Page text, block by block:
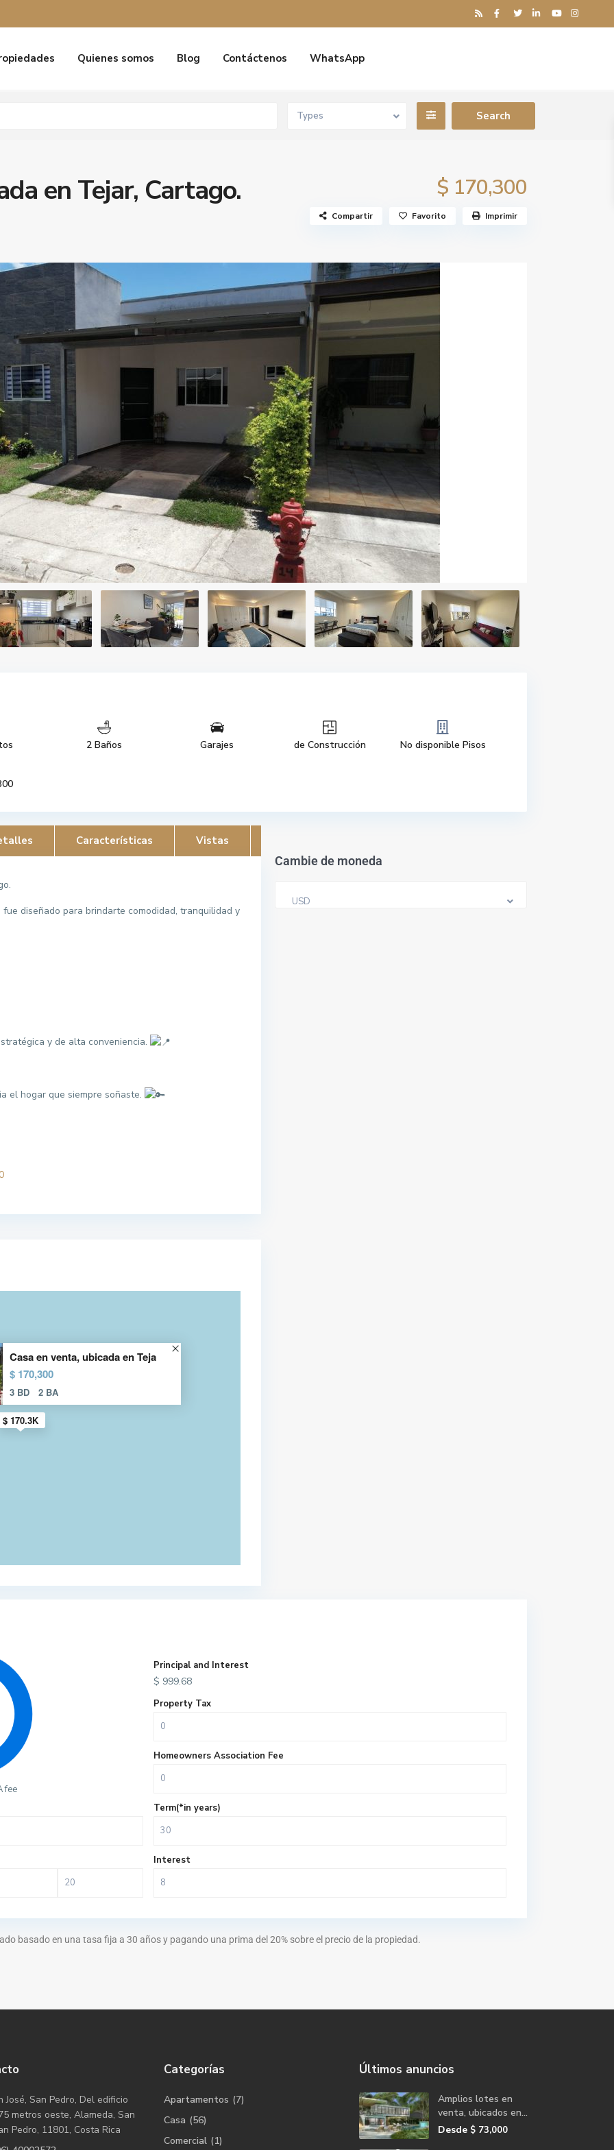
Quienes somos Blog Contáctenos WhatsApp
Types
en Tejar, Cartago. $ 170,300
Compartir Favorito Imprimir
2 Baños Garajes de Construcción No disponible Pisos
Características Vistas
diseñado para brindarte comodidad, tranquilidad y
y de alta conveniencia.
el hogar que siempre soñaste.
$ 170.3K
Casa en venta, ubicada en Teja
$ 170,300
3 BD 2 BA
Cambie de moneda
USD
fee
Principal and Interest
$ 999.68
Property Tax
Homeowners Association Fee
Term(*in years)
Interest
basado en una tasa fija a 30 años y pagando una prima del 20% sobre el precio de la propiedad.
José, San Pedro, Del edificio
metros oeste, Alameda, San
Pedro, 11801, Costa Rica
Categorías
Apartamentos (7)
Casa (56)
Comercial (1)
Últimos anuncios
Amplios lotes en
venta, ubicados en...
Desde $ 73,000